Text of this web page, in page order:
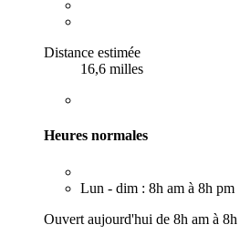
Distance estimée
16,6 milles
Heures normales
Lun - dim : 8h am à 8h pm
Ouvert aujourd'hui de 8h am à